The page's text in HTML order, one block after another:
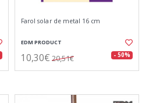
Farol solar de metal 16 cm
EDM PRODUCT
10,30€ 20,51€ - 50%